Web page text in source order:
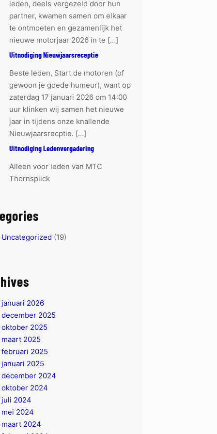
leden, deels vergezeld door hun
partner, kwamen samen om elkaar
te ontmoeten en gezamenlijk het
nieuwe motorjaar 2026 in te […]
Uitnodiging Nieuwjaarsreceptie
Beste leden, Start de motoren (of
gewoon je goede humeur), want op
zaterdag 17 januari 2026 om 14:00
uur klinken wij samen het nieuwe
jaar in tijdens onze knallende
Nieuwjaarsrecptie. […]
Uitnodiging Ledenvergadering
Alleen voor leden van MTC
Thornspiick
Uncategorized (19)
januari 2026
december 2025
oktober 2025
maart 2025
februari 2025
januari 2025
december 2024
oktober 2024
juli 2024
mei 2024
maart 2024